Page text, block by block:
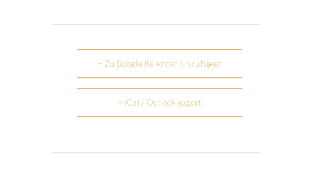
+ Zu Google Kalender hinzufügen
+ iCal / Outlook export